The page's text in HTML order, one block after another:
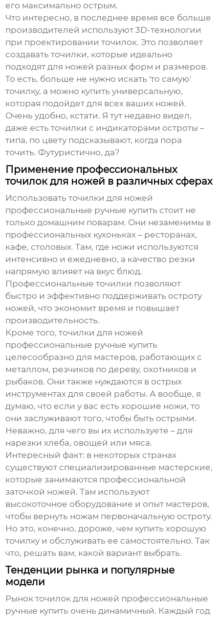
его максимально острым.
Что интересно, в последнее время все больше
производителей используют 3D-технологии
при проектировании точилок. Это позволяет
создавать точилки, которые идеально
подходят для ножей разных форм и размеров.
То есть, больше не нужно искать 'то самую'
точилку, а можно купить универсальную,
которая подойдет для всех ваших ножей.
Очень удобно, кстати. Я тут недавно видел,
даже есть точилки с индикаторами остроты –
типа, по цвету подсказывают, когда пора
точить. Футуристично, да?
Применение профессиональных
точилок для ножей в различных сферах
Использоватьточилки для ножей
профессиональные ручные купить стоит не
только домашним поварам. Они незаменимы в
профессиональных кухоньках – ресторанах,
кафе, столовых. Там, где ножи используются
интенсивно и ежедневно, а качество резки
напрямую влияет на вкус блюд.
Профессиональные точилки позволяют
быстро и эффективно поддерживать остроту
ножей, что экономит время и повышает
производительность.
Кроме того,точилки для ножей
профессиональные ручные купить
целесообразно для мастеров, работающих с
металлом, резчиков по дереву, охотников и
рыбаков. Они также нуждаются в острых
инструментах для своей работы. А вообще, я
думаю, что если у вас есть хорошие ножи, то
они заслуживают того, чтобы быть острыми.
Неважно, для чего вы их используете – для
нарезки хлеба, овощей или мяса.
Интересный факт: в некоторых странах
существуют специализированные мастерские,
которые занимаются профессиональной
заточкой ножей. Там используют
высокоточное оборудование и опыт мастеров,
чтобы вернуть ножам первоначальную остроту.
Но это, конечно, дороже, чем купить хорошую
точилку и обслуживать ее самостоятельно. Так
что, решать вам, какой вариант выбрать.
Тенденции рынка и популярные
модели
Рынокточилок для ножей профессиональные
ручные купить очень динамичный. Каждый год